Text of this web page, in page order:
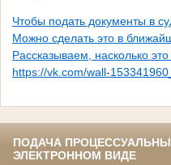
Чтобы подать документы в
Можно сделать это в
Рассказываем, насколько
https://vk.com/wall-
ПОДАЧА
ЭЛЕКТРОННОМ ВИДЕ